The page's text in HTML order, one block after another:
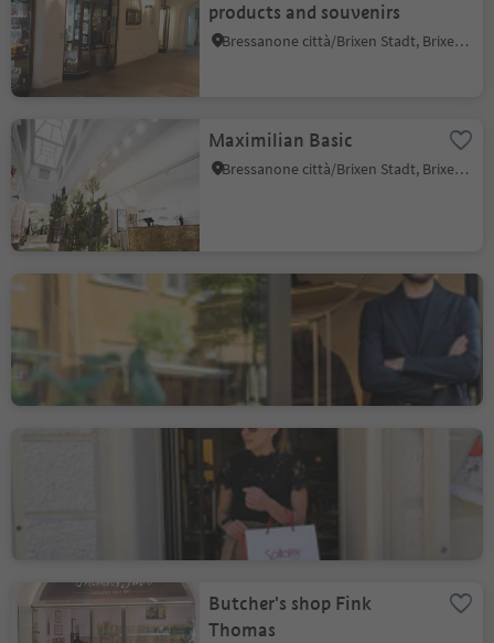
products and souvenirs
Bressanone città/Brixen Stadt, Brixen/Bressanone, Brixen/Bressanone and environs
Maximilian Basic
Bressanone città/Brixen Stadt, Brixen/Bressanone, Brixen/Bressanone and environs
Boutique Flair Premium
Menswear
Bressanone città/Brixen Stadt, Brixen/Bressanone, Brixen/Bressanone and environs
Spitaler Woman
Butcher's shop Fink
Thomas